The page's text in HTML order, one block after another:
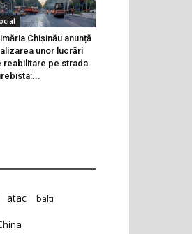
Chișinău anunță
unor lucrări
reabilitare pe strada
atac balti